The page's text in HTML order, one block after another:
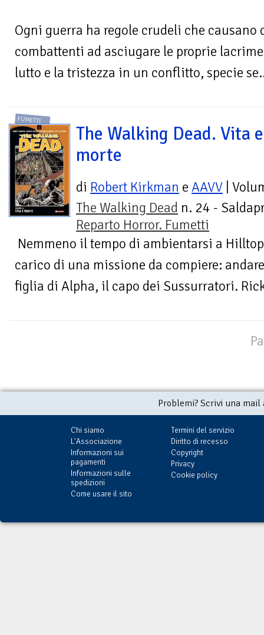
Ogni guerra ha regole crudeli che causano
combattenti ad asciugare le proprie
lutto e la tristezza in un conflitto, specie
FUMETTI
The Walking Dead. Vita e
morte
di Robert Kirkman e AAVV |
The Walking Dead n. 24 -
Reparto Horror. Fumetti
Nemmeno il tempo di ambientarsi a
carico di una missione da compiere:
figlia di Alpha, il capo dei Sussurratori.
Problemi? Scrivi una
Chi siamo
L'Associazione
Informazioni sui
pagamenti
Informazioni sulle
spedizioni
Come usare il sito
Termini del servizio
Diritto di recesso
Copyright
Privacy
Cookie policy